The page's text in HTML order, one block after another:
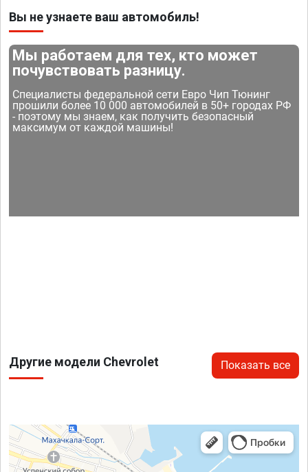
Вы не узнаете ваш автомобиль!
Мы работаем для тех, кто может
почувствовать разницу.
Специалисты федеральной сети Евро Чип Тюнинг
прошили более 10 000 автомобилей в 50+ городах РФ
- поэтому мы знаем, как получить безопасный
максимум от каждой машины!
Другие модели Chevrolet Показать все